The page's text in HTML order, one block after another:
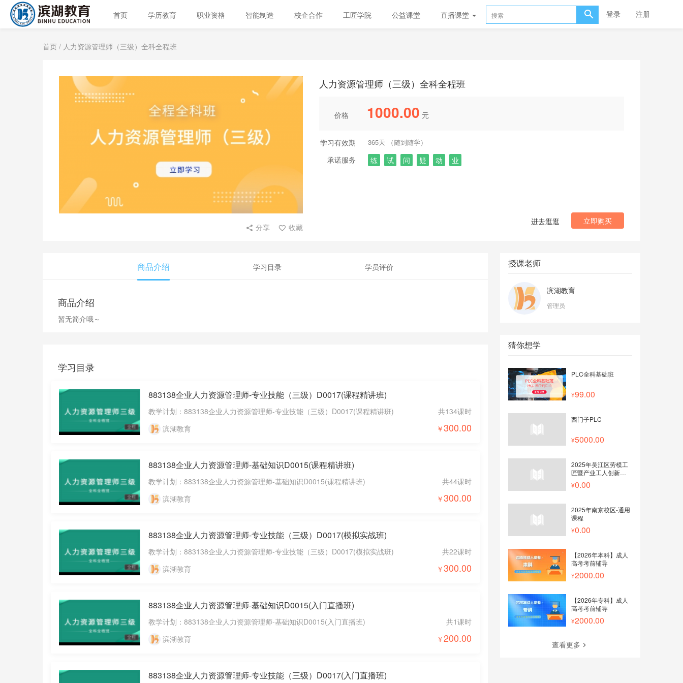
首页 学历教育 职业资格 智能制造 校企合作 工匠学院 公益课堂 直播课堂 登录 注册
首页 / 人力资源管理师（三级）全科全程班
分享 收藏
人力资源管理师（三级）全科全程班
价格 1000.00 元
学习有效期 365天 （随到随学）
承诺服务 练 试 问 疑 动 业
立即购买
进去逛逛
商品介绍 学习目录 学员评价
商品介绍
暂无简介哦～
学习目录
883138企业人力资源管理师-专业技能（三级）D0017(课程精讲班)
教学计划：883138企业人力资源管理师-专业技能（三级）D0017(课程精讲班)
共134课时
滨湖教育
300.00
883138企业人力资源管理师-基础知识D0015(课程精讲班)
教学计划：883138企业人力资源管理师-基础知识D0015(课程精讲班)
共44课时
滨湖教育
300.00
883138企业人力资源管理师-专业技能（三级）D0017(模拟实战班)
教学计划：883138企业人力资源管理师-专业技能（三级）D0017(模拟实战班)
共22课时
滨湖教育
300.00
883138企业人力资源管理师-基础知识D0015(入门直播班)
教学计划：883138企业人力资源管理师-基础知识D0015(入门直播班)
共1课时
滨湖教育
200.00
883138企业人力资源管理师-专业技能（三级）D0017(入门直播班)
授课老师
滨湖教育
管理员
猜你想学
PLC全科基础班
99.00
西门子PLC
5000.00
2025年吴江区劳模工
匠暨产业工人创新训练
营线上课程
0.00
2025年南京校区-通用
课程
0.00
【2026年本科】成人
高考考前辅导
2000.00
【2026年专科】成人
高考考前辅导
2000.00
查看更多